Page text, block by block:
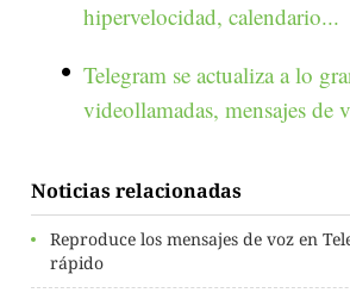
hipervelocidad, calendario...
Telegram se actualiza a lo
videollamadas, mensajes de
Noticias relacionadas
Reproduce los mensajes de voz en
rápido